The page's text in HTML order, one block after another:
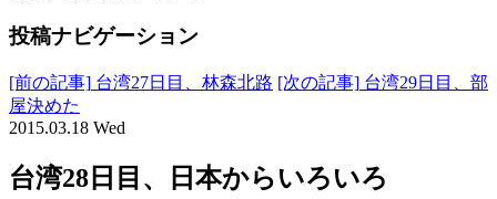
投稿ナビゲーション
[前の記事] 台湾27日目、林森北路 [次の記事] 台湾29日目、部
屋決めた
2015.03.18 Wed
台湾28日目、日本からいろいろ